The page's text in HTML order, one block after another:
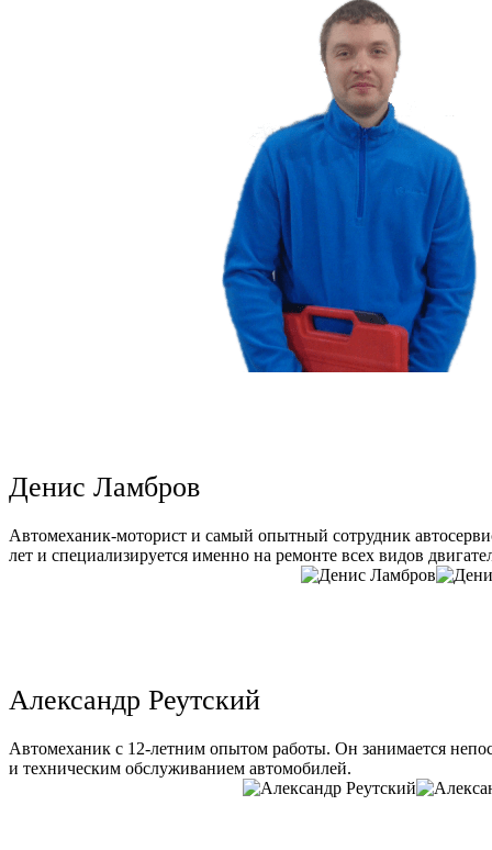
Денис Ламбров
Автомеханик-моторист и самый опытный сотрудник
лет и специализируется именно на ремонте всех видов
Александр Реутский
Автомеханик с 12-летним опытом работы. Он занимается
и техническим обслуживанием автомобилей.